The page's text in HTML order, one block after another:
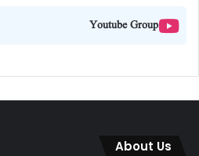
Youtube Group
About Us